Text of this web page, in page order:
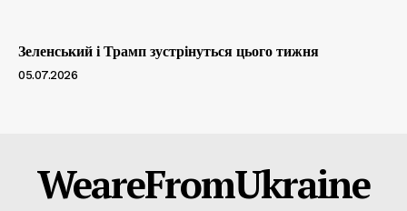
Зеленський і Трамп зустрінуться цього тижня
05.07.2026
WeareFromUkraine